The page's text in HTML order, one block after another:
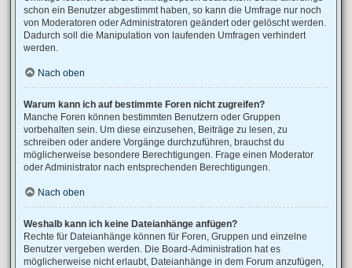
schon ein Benutzer abgestimmt haben, so kann die Umfrage nur noch
von Moderatoren oder Administratoren geändert oder gelöscht werden.
Dadurch soll die Manipulation von laufenden Umfragen verhindert
werden.
Nach oben
Warum kann ich auf bestimmte Foren nicht zugreifen?
Manche Foren können bestimmten Benutzern oder Gruppen
vorbehalten sein. Um diese einzusehen, Beiträge zu lesen, zu
schreiben oder andere Vorgänge durchzuführen, brauchst du
möglicherweise besondere Berechtigungen. Frage einen Moderator
oder Administrator nach entsprechenden Berechtigungen.
Nach oben
Weshalb kann ich keine Dateianhänge anfügen?
Rechte für Dateianhänge können für Foren, Gruppen und einzelne
Benutzer vergeben werden. Die Board-Administration hat es
möglicherweise nicht erlaubt, Dateianhänge in dem Forum anzufügen,